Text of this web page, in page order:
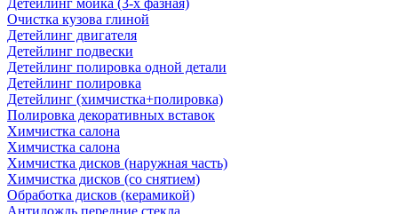
Детейлинг мойка (3-х фазная)
Очистка кузова глиной
Детейлинг двигателя
Детейлинг подвески
Детейлинг полировка одной детали
Детейлинг полировка
Детейлинг (химчистка+полировка)
Полировка декоративных вставок
Химчистка салона
Химчистка салона
Химчистка дисков (наружная часть)
Химчистка дисков (со снятием)
Обработка дисков (керамикой)
Антидождь передние стекла